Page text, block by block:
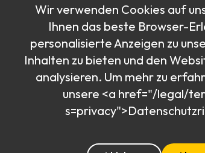
SSO Connect<sup>®</sup>
Passwordless
Alle Integrationsmöglichkeiten
Wir verwenden Cookies auf
Ihnen das beste Browser-
personalisierte Anzeigen zu
Inhalten zu bieten und den
analysieren. Um mehr zu
unsere <a href="/legal/